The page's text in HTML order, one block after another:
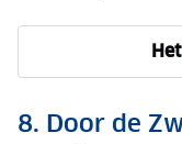
8. Door de